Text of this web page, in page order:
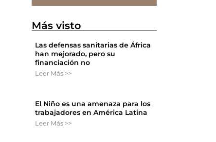
Más visto
Las defensas sanitarias de África
han mejorado, pero su
financiación no
Leer Más >>
El Niño es una amenaza para los
trabajadores en América Latina
Leer Más >>